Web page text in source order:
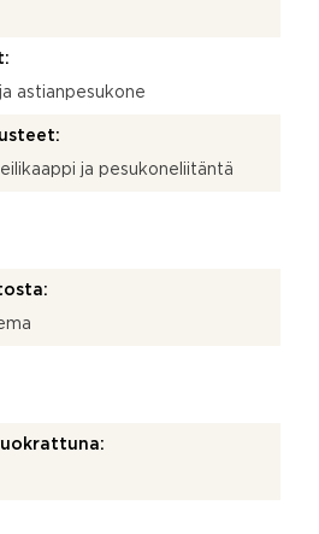
astianpesukone
ja pesukoneliitäntä